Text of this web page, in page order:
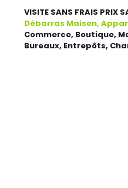
VISITE SANS FRAIS PRIX
Débarras Maison,
Commerce, Boutique,
Bureaux, Entrepôts,